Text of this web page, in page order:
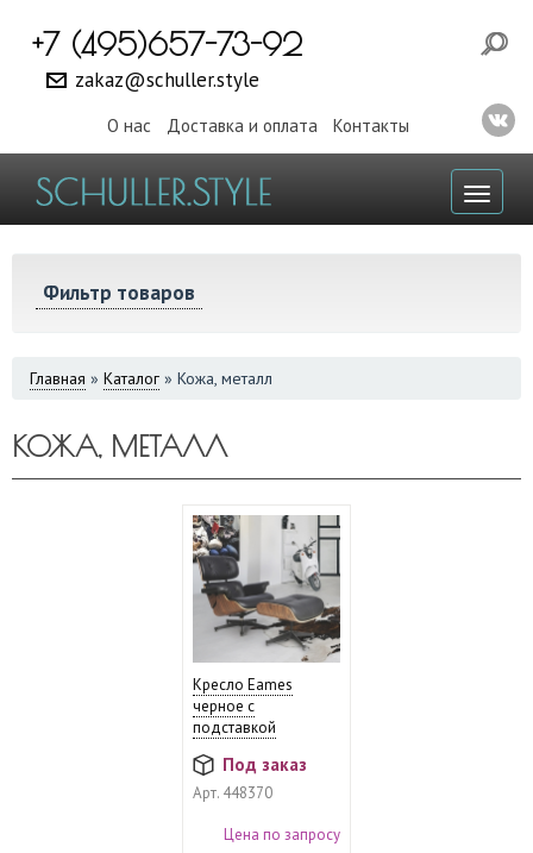
+7 (495)657-73-92
zakaz@schuller.style
О нас Доставка и оплата Контакты
Фильтр товаров
ВЫ
Главная » Каталог » Кожа, металл
КОЖА, МЕТАЛЛ
Кресло Eames
черное с
подставкой
Под заказ
Арт. 448370
Цена по запросу